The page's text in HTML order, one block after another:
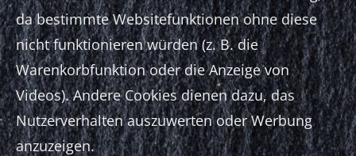
da bestimmte Websitefunktionen ohne diese
nicht funktionieren würden (z. B. die
Warenkorbfunktion oder die Anzeige von
Videos). Andere Cookies dienen dazu, das
Nutzerverhalten auszuwerten oder Werbung
anzuzeigen.